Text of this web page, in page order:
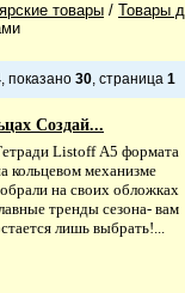
товары / Товары
, показано 30, страница 1
Создай...
Listoff А5 формата
кольцевом механизме
на своих обложках
тренды сезона- вам
лишь выбрать!...